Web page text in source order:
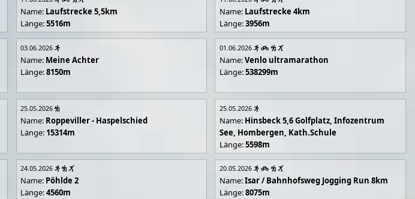
Name: Laufstrecke 5,5km
Länge:5516m
Name: Laufstrecke 4km
Länge:3956m
03.06.2026
Name: Meine Achter
Länge:8150m
01.06.2026
Name:Venlo ultramarathon
Länge:538299m
25.05.2026
Name: Roppeviller - Haspelschied
Länge: 15314m
25.05.2026
Name: Hinsbeck 5,6 Golfplatz, Infozentrum
See, Hombergen, Kath.Schule
Länge:5598m
24.05.2026
Name: Pöhlde 2
Länge:4560m
20.05.2026
Name:Isar / Bahnhofsweg Jogging Run 8km
Länge:8075m